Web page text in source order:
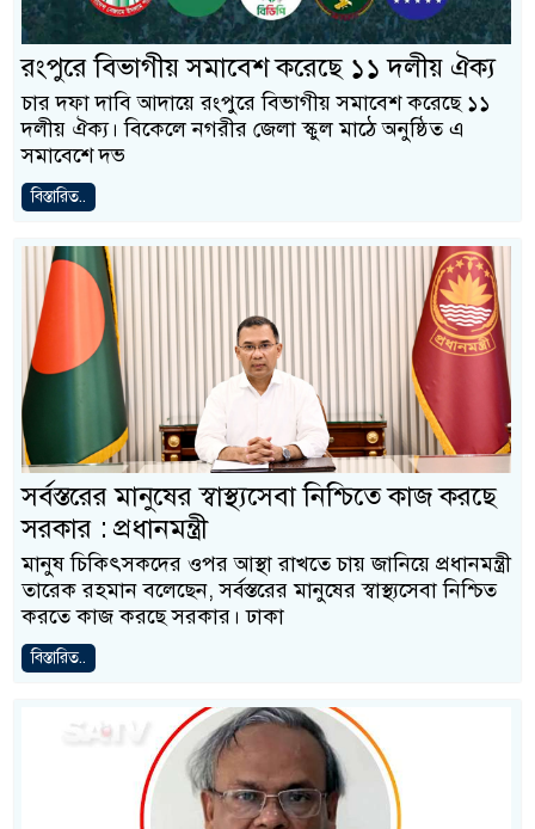
রংপুরে বিভাগীয় সমাবেশ করেছে ১১ দলীয় ঐক্য
চার দফা দাবি আদায়ে রংপুরে বিভাগীয় সমাবেশ করেছে ১১
দলীয় ঐক্য। বিকেলে নগরীর জেলা স্কুল মাঠে অনুষ্ঠিত এ
সমাবেশে দভ
বিস্তারিত..
সর্বস্তরের মানুষের স্বাস্থ্যসেবা নিশ্চিতে কাজ করছে
সরকার : প্রধানমন্ত্রী
মানুষ চিকিৎসকদের ওপর আস্থা রাখতে চায় জানিয়ে প্রধানমন্ত্রী
তারেক রহমান বলেছেন, সর্বস্তরের মানুষের স্বাস্থ্যসেবা নিশ্চিত
করতে কাজ করছে সরকার। ঢাকা
বিস্তারিত..